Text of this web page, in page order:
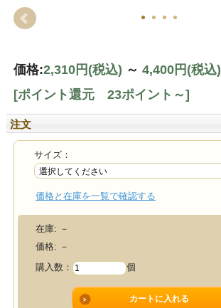
価格:2,310円 (税込) ～ 4,400円 (税込)
[ポイント還元 23ポイント～]
注文
サイズ：
価格と在庫を一覧で確認する
在庫: －
価格: －
購入数：
個